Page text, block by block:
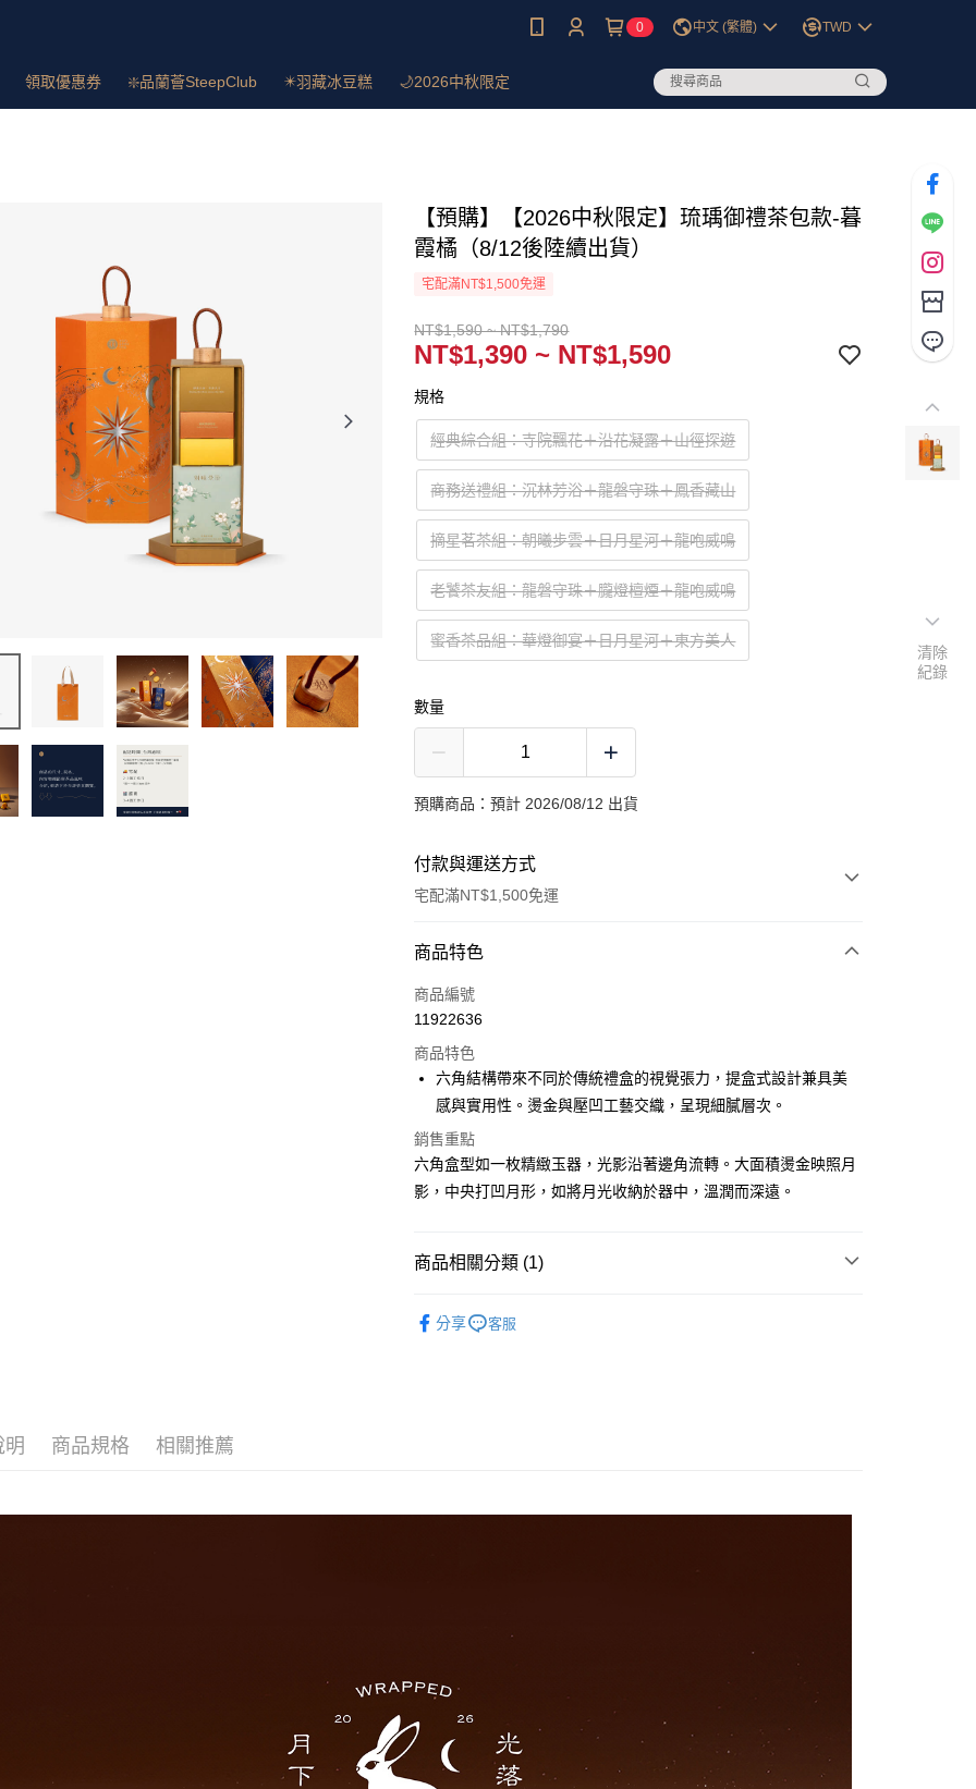
0 中文 (繁體) TWD
領取優惠券 ❇️品蘭薈SteepClub ✴️羽藏冰豆糕 🌙2026中秋限定
【預購】【2026中秋限定】琉瑀御禮茶包款-暮
霞橘（8/12後陸續出貨）
宅配滿NT$1,500免運
NT$1,590 ~ NT$1,790
NT$1,390 ~ NT$1,590
規格
經典綜合組：寺院飄花＋沿花凝露＋山徑探遊
商務送禮組：沉林芳浴＋龍磐守珠＋鳳香藏山
摘星茗茶組：朝曦步雲＋日月星河＋龍咆威鳴
老饕茶友組：龍磐守珠＋朧燈檀煙＋龍咆威鳴
蜜香茶品組：華燈御宴＋日月星河＋東方美人
數量
預購商品：預計 2026/08/12 出貨
付款與運送方式
宅配滿NT$1,500免運
付款方式
信用卡一次付款
ATM付款
運送方式
常溫宅配
離島宅配（不含澎湖縣望安鄉、澎湖縣七美鄉與金門縣烏坵鄉）
商品特色
商品編號
11922636
商品特色
六角結構帶來不同於傳統禮盒的視覺張力，提盒式設計兼具美
感與實用性。燙金與壓凹工藝交織，呈現細膩層次。
銷售重點
六角盒型如一枚精緻玉器，光影沿著邊角流轉。大面積燙金映照月
影，中央打凹月形，如將月光收納於器中，溫潤而深遠。
商品相關分類 (1)
分享
客服
明 商品規格 相關推薦
清除
紀錄